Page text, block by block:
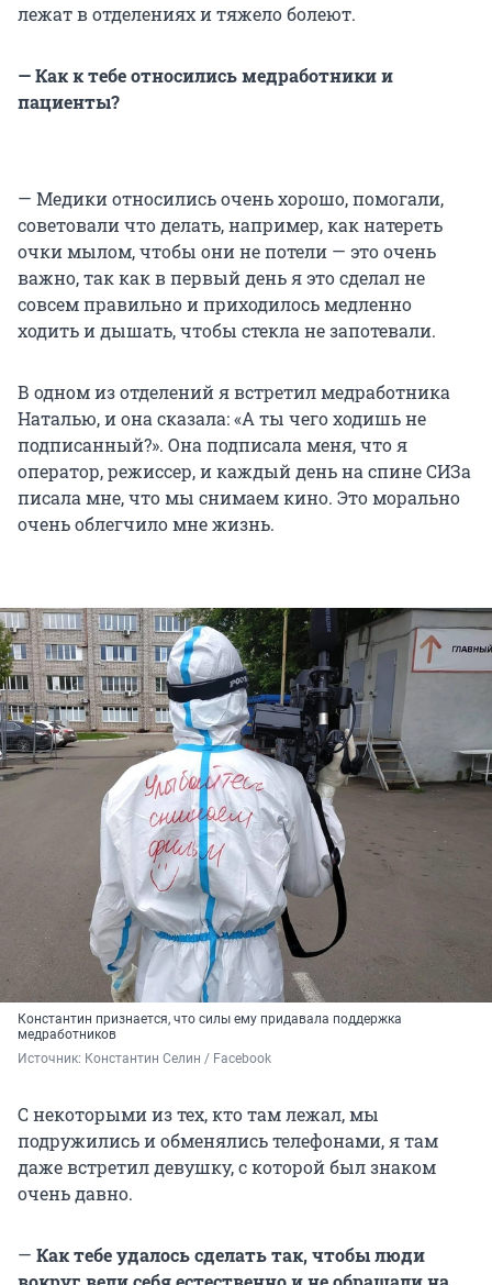
лежат в отделениях и тяжело болеют.
— Как к тебе относились медработники и
пациенты?
— Медики относились очень хорошо, помогали,
советовали что делать, например, как натереть
очки мылом, чтобы они не потели — это очень
важно, так как в первый день я это сделал не
совсем правильно и приходилось медленно
ходить и дышать, чтобы стекла не запотевали.
В одном из отделений я встретил медработника
Наталью, и она сказала: «А ты чего ходишь не
подписанный?». Она подписала меня, что я
оператор, режиссер, и каждый день на спине СИЗа
писала мне, что мы снимаем кино. Это морально
очень облегчило мне жизнь.
Константин признается, что силы ему придавала поддержка
медработников
Источник: Константин Селин / Facebook
С некоторыми из тех, кто там лежал, мы
подружились и обменялись телефонами, я там
даже встретил девушку, с которой был знаком
очень давно.
— Как тебе удалось сделать так, чтобы люди